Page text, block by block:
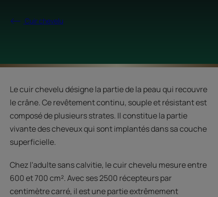
Cuir chevelu
Le cuir chevelu désigne la partie de la peau qui recouvre
le crâne. Ce revêtement continu, souple et résistant est
composé de plusieurs strates. Il constitue la partie
vivante des cheveux qui sont implantés dans sa couche
superficielle.
Chez l'adulte sans calvitie, le cuir chevelu mesure entre
600 et 700 cm². Avec ses 2500 récepteurs par
centimètre carré, il est une partie extrêmement